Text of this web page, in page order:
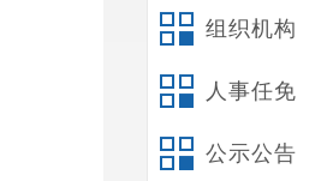
组织机构
人事任免
公示公告